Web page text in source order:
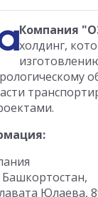
Компания
холдинг,
Башкортостан,
Юлаева,